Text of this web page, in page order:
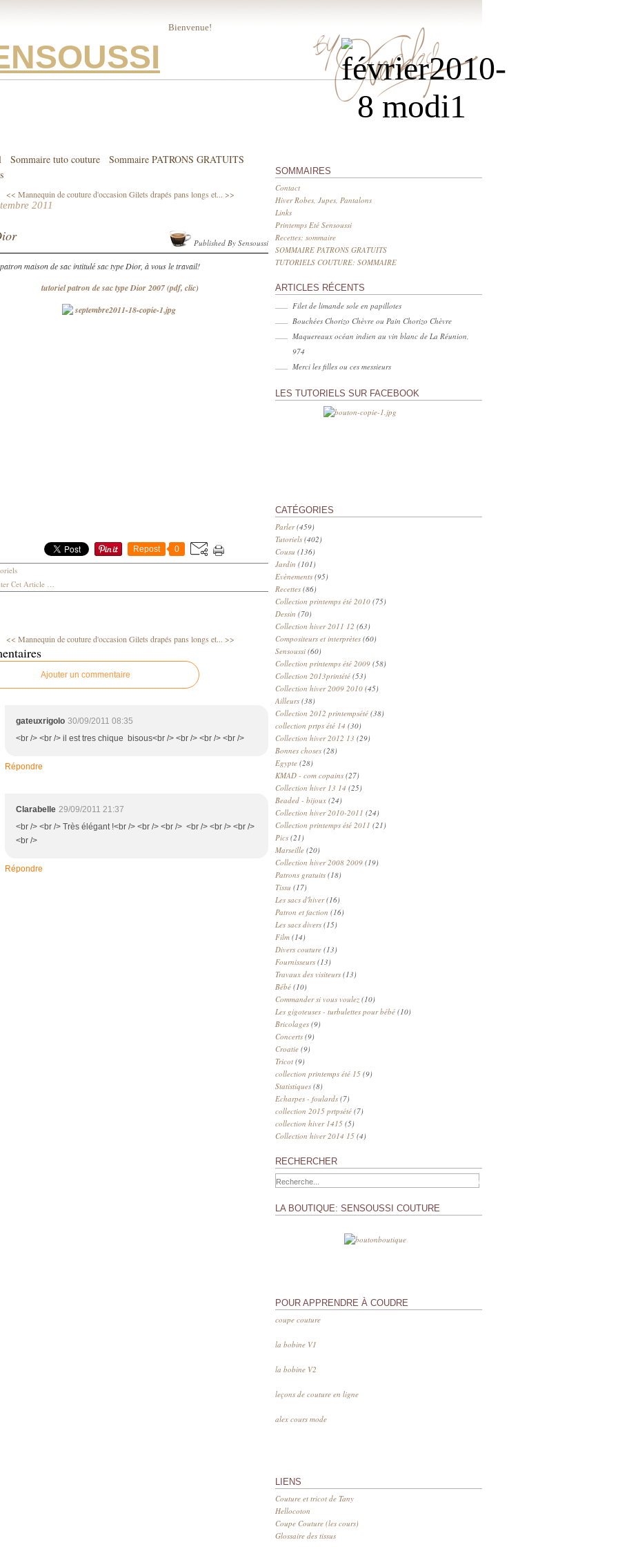
Bienvenue!
Sommaire tuto couture
Sommaire PATRONS GRATUITS
<< Mannequin de couture d'occasion Gilets drapés pans longs et... >>
2011
maison de sac intitulé sac type Dior, à vous le travail!
tutoriel patron de sac type Dior 2007 (pdf, clic)
Repost 0
Published By Sensoussi
Cet Article …
<< Mannequin de couture d'occasion Gilets drapés pans longs et... >>
Ajouter un commentaire
gateuxrigolo 30/09/2011 08:35
<br /> <br /> il est tres chique bisous<br /> <br /> <br /> <br />
Répondre
Clarabelle 29/09/2011 21:37
<br /> <br /> Très élégant !<br /> <br /> <br /> <br /> <br /> <br />
<br />
Répondre
SOMMAIRES
Contact
Hiver Robes, Jupes, Pantalons
Links
Printemps Eté Sensoussi
Recettes: sommaire
SOMMAIRE PATRONS GRATUITS
TUTORIELS COUTURE: SOMMAIRE
ARTICLES RÉCENTS
Filet de limande sole en papillotes
Bouchées Chorizo Chèvre ou Pain Chorizo Chèvre
Maquereaux océan indien au vin blanc de La Réunion,
974
Merci les filles ou ces messieurs
LES TUTORIELS SUR FACEBOOK
CATÉGORIES
Parler(459)
Tutoriels (402)
Cousu (136)
Jardin (101)
Evènements (95)
Recettes (86)
Collection printemps été 2010 (75)
Dessin (70)
Collection hiver 2011 12 (63)
Compositeurs et interprètes (60)
Sensoussi (60)
Collection printemps été 2009 (58)
Collection 2013printété (53)
Collection hiver 2009 2010 (45)
Ailleurs (38)
Collection 2012 printempsété (38)
collection prtps été 14 (30)
Collection hiver 2012 13 (29)
Bonnes choses (28)
Egypte (28)
KMAD - com copains (27)
Collection hiver 13 14 (25)
Beaded - bijoux (24)
Collection hiver 2010-2011 (24)
Collection printemps été 2011 (21)
Pics (21)
Marseille (20)
Collection hiver 2008 2009 (19)
Patrons gratuits (18)
Tissu (17)
Les sacs d'hiver(16)
Patron et faction (16)
Les sacs divers (15)
Film (14)
Divers couture (13)
Fournisseurs (13)
Travaux des visiteurs (13)
Bébé (10)
Commander si vous voulez (10)
Les gigoteuses - turbulettes pour bébé (10)
Bricolages (9)
Concerts (9)
Croatie (9)
Tricot (9)
collection printemps été 15 (9)
Statistiques (8)
Echarpes - foulards (7)
collection 2015 prtpsété (7)
collection hiver 1415 (5)
Collection hiver 2014 15 (4)
RECHERCHER
LA BOUTIQUE: SENSOUSSI COUTURE
POUR APPRENDRE À COUDRE
coupe couture
la bobine V1
la bobine V2
leçons de couture en ligne
alex cours mode
LIENS
Couture et tricot de Tany
Hellocoton
Coupe Couture (les cours)
Glossaire des tissus